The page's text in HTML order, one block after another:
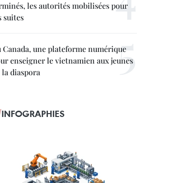
les autorités mobilisées pour
suites
Canada, une plateforme numérique
enseigner le vietnamien aux jeunes
la diaspora
INFOGRAPHIES